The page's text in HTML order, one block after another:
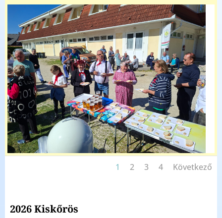
1 2 3 4 Következő
2026 Kiskőrös